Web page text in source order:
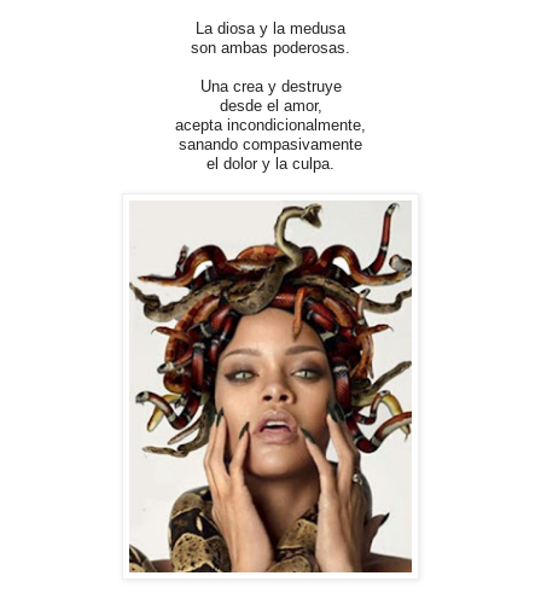
La diosa y la medusa
son ambas poderosas.
Una crea y destruye
desde el amor,
acepta incondicionalmente,
sanando compasivamente
el dolor y la culpa.